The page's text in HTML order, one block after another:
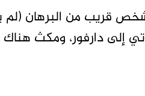
قريب من البرهان (لم
إلى دارفور، ومكث هناك